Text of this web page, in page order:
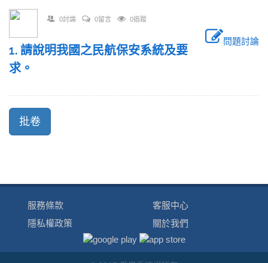
0討論 0留言 0追蹤
問題討論
1. 請說明我國之民航保安系統及要
求。
服務條款
隱私權政策
客服中心
關於我們